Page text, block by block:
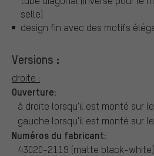
selle)
design fin avec des motifs
Versions :
droite :
Ouverture:
à droite lorsqu'il est monté sur
gauche lorsqu'il est monté sur
Numéros du fabricant:
43020-2119 (matte black-